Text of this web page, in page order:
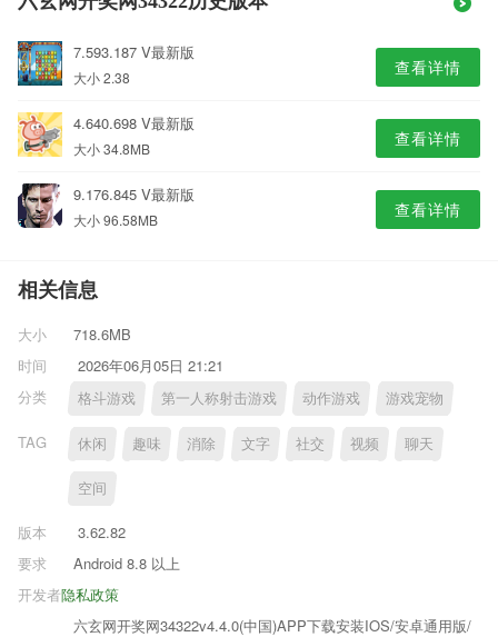
7.593.187 V最新版
大小 2.38 查看详情
4.640.698 V最新版
大小 34.8MB 查看详情
9.176.845 V最新版
大小 96.58MB 查看详情
相关信息
大小
718.6MB
时间
2026年06月05日 21:21
分类
格斗游戏 第一人称射击游戏 动作游戏 游戏宠物
TAG 休闲 趣味 消除 文字 社交 视频 聊天
空间
版本
3.62.82
要求
Android 8.8 以上
隐私政策
开发者
六玄网开奖网34322v4.4.0(中国)APP下载安装IOS/安卓通用版/